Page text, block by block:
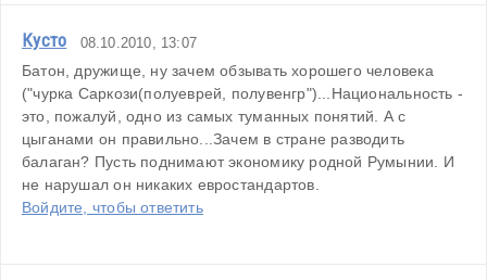
Кусто 08.10.2010, 13:07
Батон, дружище, ну зачем обзывать хорошего человека
("чурка Саркози(полуеврей, полувенгр")...Национальность -
это, пожалуй, одно из самых туманных понятий. А с
цыганами он правильно...Зачем в стране разводить
балаган? Пусть поднимают экономику родной Румынии. И
не нарушал он никаких евростандартов.
Войдите, чтобы ответить